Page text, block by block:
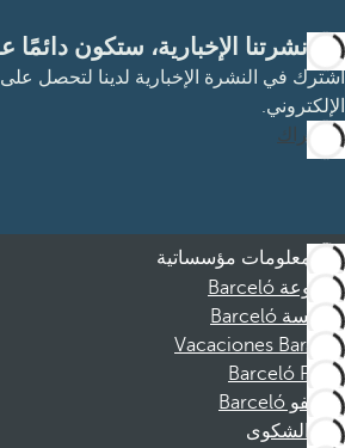
مع نشرتنا الإخبارية، ستكون
اشترك في النشرة الإخبارية لدينا لتحصل
الإلكتروني.
الاشتراك
معلومات مؤسساتية
مجموعة Barceló
مؤسسة Barceló
Vacaciones Barceló
Barceló Films
موظفو Barceló
قناة الشكوى